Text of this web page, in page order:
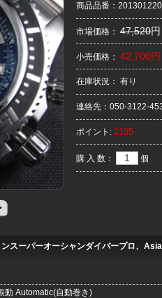
商品品番：
市場価格： 47,520円
小売価格： 42,700円
在庫状況： 有り
連絡先： 050-3122-
ポイント: 2135
購 入 数： 個
ンスーパーオーシャンダイバープロ、
動 Automatic(自動巻き)